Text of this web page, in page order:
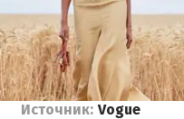
Источник: Vogue